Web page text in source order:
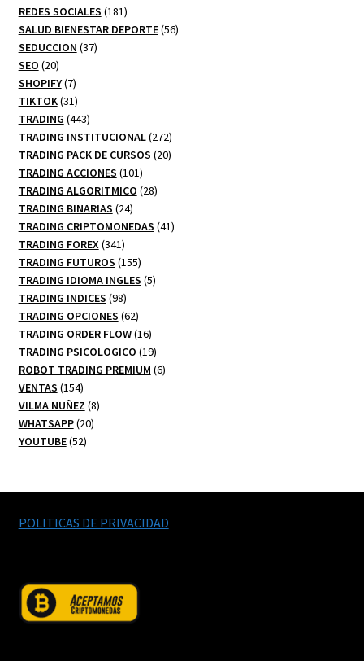
productos
REDES SOCIALES 181181
productos
SALUD BIENESTAR DEPORTE 5656
SEDUCCION 3737
SEO 2020
productos
SHOPIFY 77
productos
TIKTOK 3131
productos
TRADING 443443
productos
TRADING INSTITUCIONAL 272272
productos
TRADING PACK DE CURSOS 2020
TRADING ACCIONES 101101
productos
TRADING ALGORITMICO 2828
TRADING BINARIAS 2424
productos
TRADING CRIPTOMONEDAS 4141
TRADING FOREX 341341
productos
TRADING FUTUROS 155155
productos
TRADING IDIOMA INGLES 55
TRADING INDICES 9898
productos
TRADING OPCIONES 6262
productos
TRADING ORDER FLOW 1616
productos
TRADING PSICOLOGICO 1919
productos
ROBOT TRADING PREMIUM 66
VENTAS 154154
productos
VILMA NUÑEZ 88
WHATSAPP 2020
YOUTUBE 5252
POLITICAS DE PRIVACIDAD